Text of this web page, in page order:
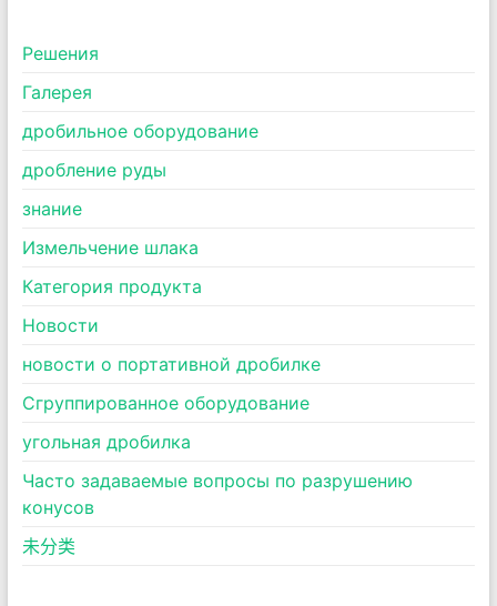
Pешения
Галерея
дробильное оборудование
дробление руды
знание
Измельчение шлака
Категория продукта
Новости
новости о портативной дробилке
Сгруппированное оборудование
угольная дробилка
Часто задаваемые вопросы по разрушению
конусов
未分类